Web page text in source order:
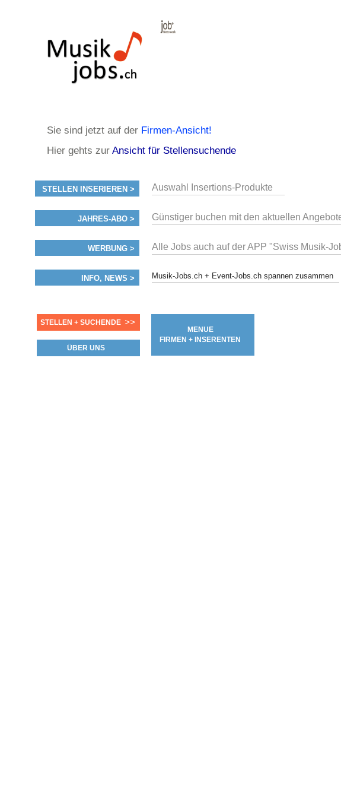
Sie sind jetzt auf der Firmen-Ansicht!
Hier gehts zur Ansicht für Stellensuchende
STELLEN INSERIEREN > Auswahl Insertions-Produkte
JAHRES-ABO > Günstiger buchen mit den aktuellen
WERBUNG > Alle Jobs auch auf der APP "Swiss Musik-
INFO, NEWS > Musik-Jobs.ch + Event-Jobs.ch spannen zusammen
STELLEN + SUCHENDE >>
ÜBER UNS
MENUE
FIRMEN + INSERENTEN